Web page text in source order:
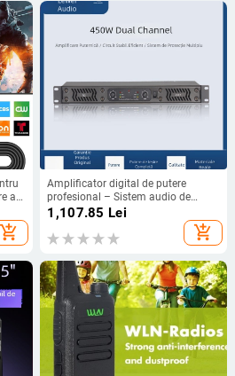
a
add_shopping_cart
Amplificator digital de putere
profesional – Sistem audio de
scenă cu două canale pentru acasă,
spectacole și conferințe
1,107.85 Lei
add_shopping_cart